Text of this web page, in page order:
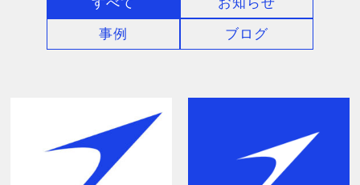
すべて お知らせ
事例 ブログ